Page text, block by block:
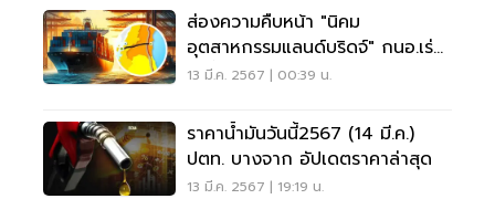
ส่องความคืบหน้า "นิคม
อุตสาหกรรมแลนด์บริดจ์" กนอ.เร่ง
หาพื้นที่รับนักลงทุน
13 มี.ค. 2567 | 00:39 น.
ราคาน้ำมันวันนี้2567 (14 มี.ค.)
ปตท. บางจาก อัปเดตราคาล่าสุด
13 มี.ค. 2567 | 19:19 น.